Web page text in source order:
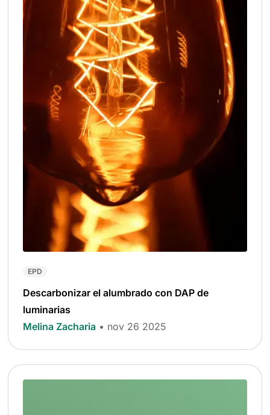
EPD
Descarbonizar el alumbrado con DAP de
luminarias
Melina Zacharia • nov 26 2025